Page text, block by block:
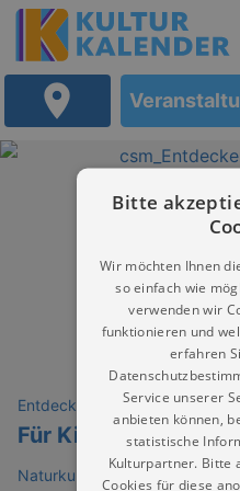
Entdeckungen
Für Kinder:
Naturkundemuseum Leipzig
Bitte
Wir möchten Ihnen
so einfach wie
verwenden wir
funktionieren und
erfahren
Service unserer
anbieten können,
statistische
Kulturpartner. Bitte
Cookies für diese